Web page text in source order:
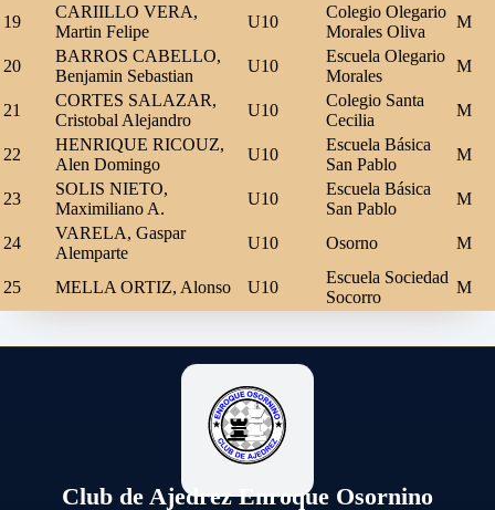
19
CARIILLO VERA,
Martin Felipe
U10
Colegio Olegario
Morales Oliva
M
20
BARROS CABELLO,
Benjamin Sebastian
U10
Escuela Olegario
Morales
M
21
CORTES SALAZAR,
Cristobal Alejandro
U10
Colegio Santa
Cecilia
M
22
HENRIQUE RICOUZ,
Alen Domingo
U10
Escuela Básica
San Pablo
M
23
SOLIS NIETO,
Maximiliano A.
U10
Escuela Básica
San Pablo
M
24
VARELA, Gaspar
Alemparte
U10 Osorno M
25 MELLA ORTIZ, Alonso U10
Escuela Sociedad
Socorro
M
Club de Ajedrez Enroque Osornino